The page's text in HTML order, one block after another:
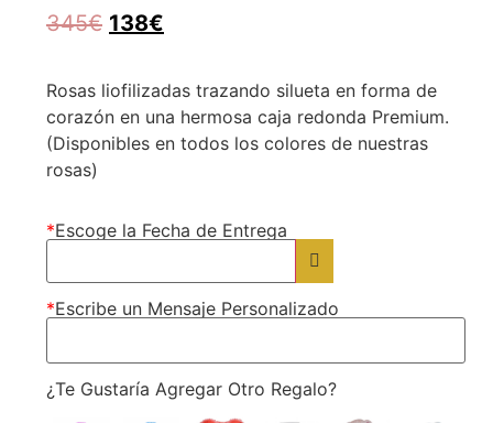
345€ 138€
Rosas liofilizadas trazando silueta en forma de
corazón en una hermosa caja redonda Premium.
(Disponibles en todos los colores de nuestras
rosas)
*Escoge la Fecha de Entrega
*Escribe un Mensaje Personalizado
¿Te Gustaría Agregar Otro Regalo?